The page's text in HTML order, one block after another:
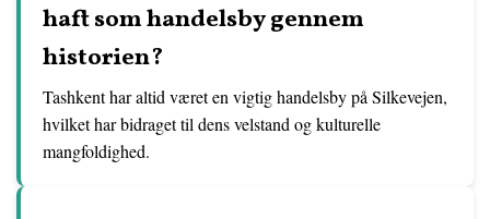
haft som handelsby gennem
historien?
Tashkent har altid været en vigtig handelsby på Silkevejen,
hvilket har bidraget til dens velstand og kulturelle
mangfoldighed.